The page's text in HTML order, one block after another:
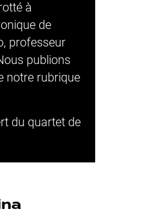
à
de
professeur
publions
notre rubrique
du quartet de